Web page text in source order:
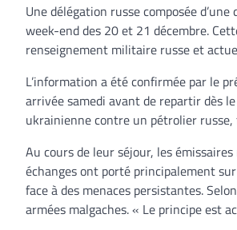
Une délégation russe composée
week-end des 20 et 21 décembre.
renseignement militaire russe et
L’information a été confirmée par le
arrivée samedi avant de repartir dès
ukrainienne contre un pétrolier
Au cours de leur séjour, les
échanges ont porté principalement
face à des menaces persistantes.
armées malgaches. « Le principe est